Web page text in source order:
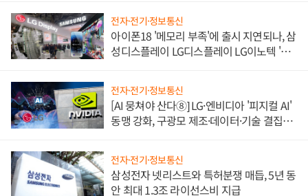
전자·전기·정보통신
아이폰18 '메모리 부족'에 출시 지연되나, 삼
성디스플레이 LG디스플레이 LG이노텍 '탈
전자·전기·정보통신
[AI 뭉쳐야 산다⑧] LG·엔비디아 '피지컬 AI'
동맹 강화, 구광모 제조·데이터·기술 결집
전자·전기·정보통신
삼성전자 넷리스트와 특허분쟁 매듭, 5년 동
안 최대 1.3조 라이선스비 지급